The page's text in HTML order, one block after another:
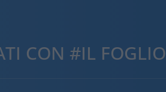
CON #IL FOGLIO